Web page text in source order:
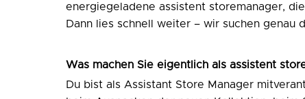
energiegeladene assistent storemanager,
Dann lies schnell weiter – wir suchen genau
Was machen Sie eigentlich als assistent
Du bist als Assistant Store Manager